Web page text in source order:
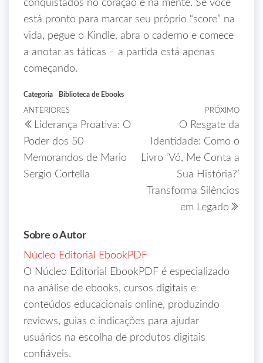
conquistados no coração e na mente. Se você
está pronto para marcar seu próprio “score” na
vida, pegue o Kindle, abra o caderno e comece
a anotar as táticas – a partida está apenas
começando.
Categoria Biblioteca de Ebooks
ANTERIORES
Liderança Proativa: O
Poder dos 50
Memorandos de Mario
Sergio Cortella
PRÓXIMO
O Resgate da
Identidade: Como o
Livro ‘Vó, Me Conta a
Sua História?’
Transforma Silêncios
em Legado
Sobre o Autor
Núcleo Editorial EbookPDF
O Núcleo Editorial EbookPDF é especializado
na análise de ebooks, cursos digitais e
conteúdos educacionais online, produzindo
reviews, guias e indicações para ajudar
usuários na escolha de produtos digitais
confiáveis.